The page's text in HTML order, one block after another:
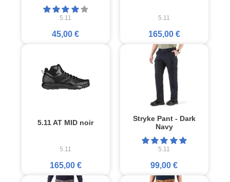
5.11
45,00 €
5.11
165,00 €
5.11 AT MID noir
5.11
165,00 €
Stryke Pant - Dark
Navy
5.11
99,00 €